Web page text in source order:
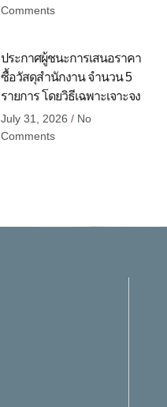
Comments
ประกาศผู้ชนะการเสนอราคา
ซื้อวัสดุสำนักงาน จำนวน 5
รายการ โดยวิธีเฉพาะเจาะจง
July 31, 2026 No
Comments